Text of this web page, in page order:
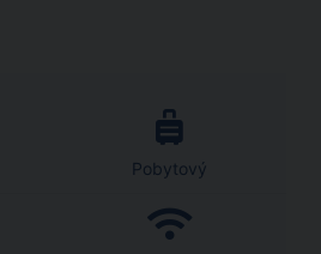
Pobytový